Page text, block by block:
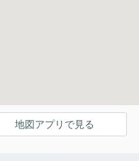
地図アプリで見る